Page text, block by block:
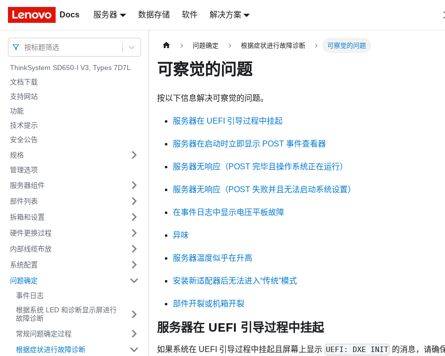
Docs 服务器 数据存储 软件 解决方案
Docs
按标题筛选
ThinkSystem SD650-I V3, Types 7D7L
文档下载
支持网站
功能
技术提示
安全公告
规格
管理选项
服务器组件
部件列表
拆箱和设置
硬件更换过程
内部线缆布放
系统配置
问题确定
事件日志
根据系统 LED 和诊断显示屏进行
故障诊断
常规问题确定过程
根据症状进行故障诊断
问题确定 根据症状进行故障诊断 可察觉的问题
可察觉的问题
按以下信息解决可察觉的问题。
服务器在 UEFI 引导过程中挂起
服务器在启动时立即显示 POST 事件查看器
服务器无响应（POST 完毕且操作系统正在运行）
服务器无响应（POST 失败并且无法启动系统设置）
在事件日志中显示电压平板故障
异味
服务器温度似乎在升高
安装新适配器后无法进入“传统”模式
部件开裂或机箱开裂
服务器在 UEFI 引导过程中挂起
如果系统在 UEFI 引导过程中挂起且屏幕上显示 UEFI: DXE INIT 的消息，请确